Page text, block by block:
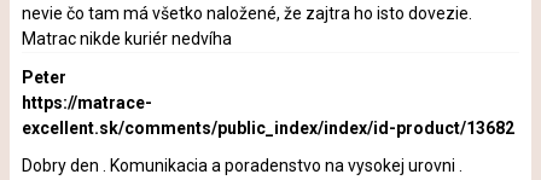
nevie čo tam má všetko naložené, že zajtra ho isto dovezie.
Matrac nikde kuriér nedvíha
Peter
https://matrace-
excellent.sk/comments/public_index/index/id-product/13682
Dobry den . Komunikacia a poradenstvo na vysokej urovni .